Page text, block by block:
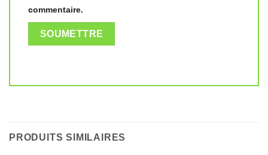
commentaire.
PRODUITS SIMILAIRES